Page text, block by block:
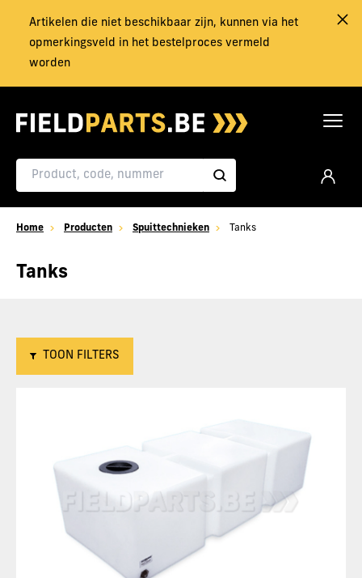
Artikelen die niet beschikbaar zijn, kunnen via het
opmerkingsveld in het bestelproces vermeld
worden
Home Producten Spuittechnieken Tanks
Tanks
TOON FILTERS